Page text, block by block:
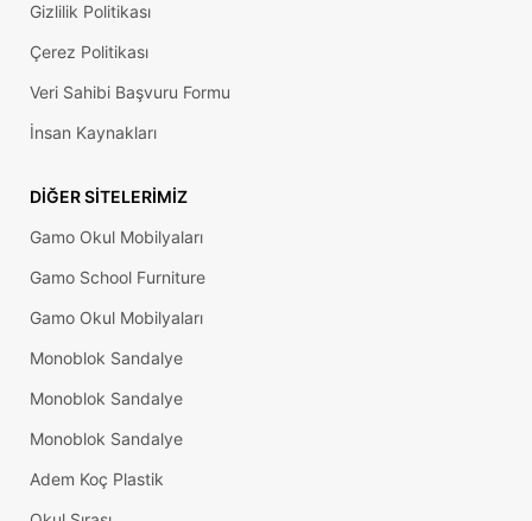
Gizlilik Politikası
Çerez Politikası
Veri Sahibi Başvuru Formu
İnsan Kaynakları
DIĞER SITELERIMIZ
Gamo Okul Mobilyaları
Gamo School Furniture
Gamo Okul Mobilyaları
Monoblok Sandalye
Monoblok Sandalye
Monoblok Sandalye
Adem Koç Plastik